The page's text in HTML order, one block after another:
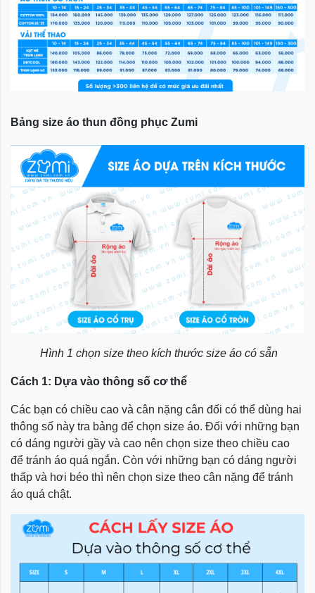
Bảng size áo thun đồng phục Zumi
Hình 1 chọn size theo kích thước size áo có sẵn
Cách 1: Dựa vào thông số cơ thể
Các bạn có chiều cao và cân nặng cân đối có thể dùng hai
thông số này tra bảng để chọn size áo. Đối với những bạn
có dáng người gầy và cao nên chọn size theo chiều cao
để tránh áo quá ngắn. Còn với những bạn có dáng người
thấp và hơi béo thì nên chọn size theo cân nặng để tránh
áo quá chật.